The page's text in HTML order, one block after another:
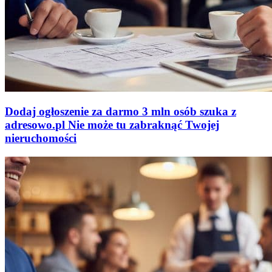
Dodaj ogłoszenie za darmo 3 mln osób szuka z
adresowo.pl Nie może tu zabraknąć Twojej
nieruchomości